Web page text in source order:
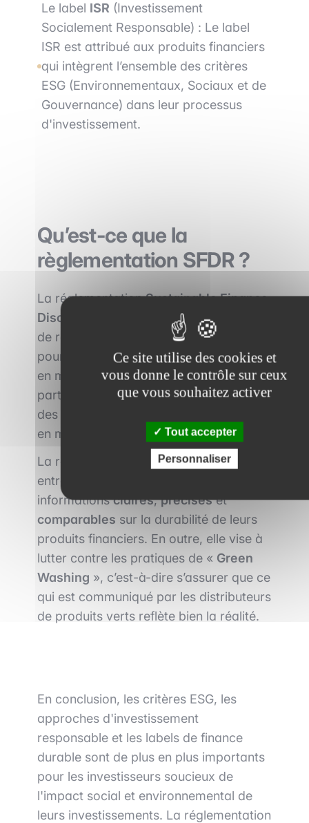
Le label ISR (Investissement
Socialement Responsable) : Le label
ISR est attribué aux produits financiers
qui intègrent l’ensemble des critères
ESG (Environnementaux, Sociaux et de
Gouvernance) dans leur processus
d'investissement.
Qu’est-ce que la
règlementation SFDR ?
La réglementationSustainable Finance
Disclosure
(SFDR) vise l’établissement
de règles de transparence harmonisées
pour les acteurs des marchés financiers
en matière de durabilité,
particulièrement concernant l’intégration
des risques et des incidences négatives
en matière de durabilité.
La réglementation SFDR exige que les
entreprises financières fournissent des
informationsclaires,préciseset
comparables sur la durabilité de leurs
produits financiers. En outre, elle vise à
lutter contre les pratiques de « Green
Washing », c’est-à-dire s’assurer que ce
qui est communiqué par les distributeurs
de produits verts reflète bien la réalité.
En conclusion, les critères ESG, les
approches d'investissement
responsable et les labels de finance
durable sont de plus en plus importants
pour les investisseurs soucieux de
l'impact social et environnemental de
leurs investissements. La réglementation
Ce site utilise des cookies et
vous donne le contrôle sur ceux
que vous souhaitez activer
Tout accepter
Personnaliser